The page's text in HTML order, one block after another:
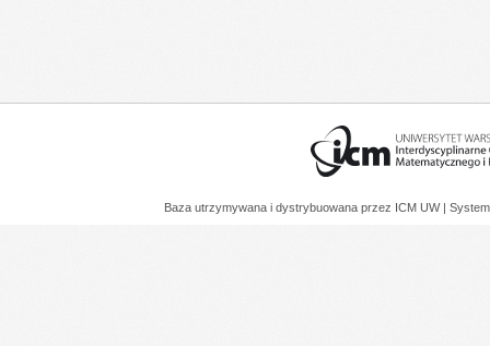
Baza utrzymywana i dystrybuowana przez ICM UW |